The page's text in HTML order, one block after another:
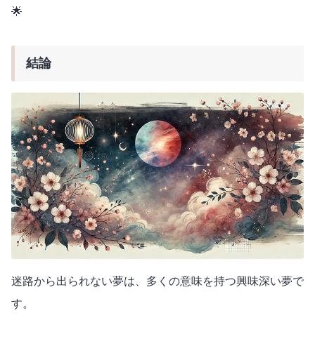
🌟
結論
迷路から出られない夢は、多くの意味を持つ興味深い夢で
す。